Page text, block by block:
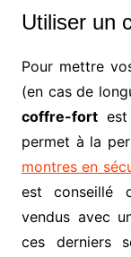
Utiliser un
Pour mettre
(en cas de
coffre-fortest
permet à la
montres en
est conseillé
vendus avec
ces derniers